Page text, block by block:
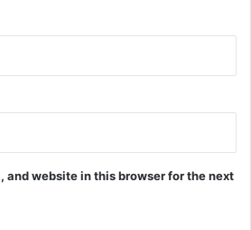
and website in this browser for the next